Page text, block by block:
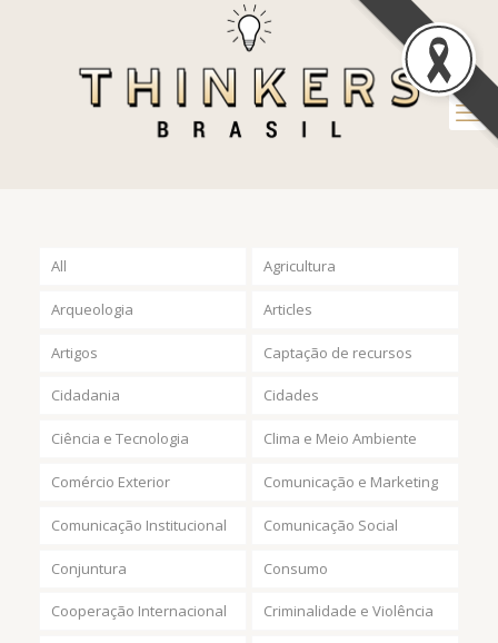
All Agricultura
Arqueologia Articles
Artigos Captação de recursos
Cidadania Cidades
Ciência e Tecnologia Clima e Meio Ambiente
Comércio Exterior Comunicação e Marketing
Comunicação Institucional Comunicação Social
Conjuntura Consumo
Cooperação Internacional Criminalidade e Violência